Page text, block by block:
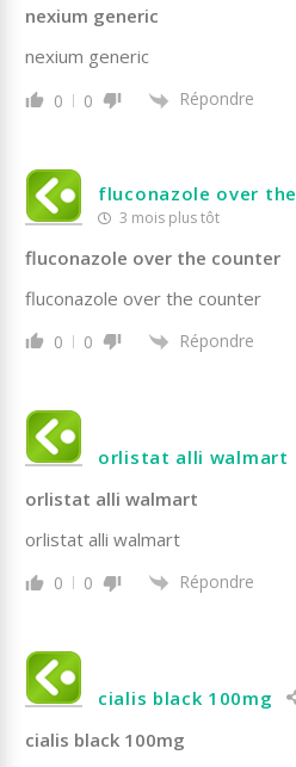
nexium generic
nexium generic
0 0 Répondre
fluconazole over
3 mois plus tôt
fluconazole over the counter
fluconazole over the counter
0 0 Répondre
orlistat alli walmart
orlistat alli walmart
orlistat alli walmart
0 0 Répondre
cialis black 100mg
cialis black 100mg